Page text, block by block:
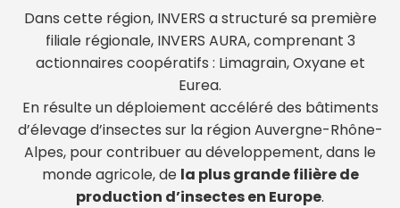
Dans cette région, INVERS a structuré sa première
filiale régionale, INVERS AURA, comprenant 3
actionnaires coopératifs : Limagrain, Oxyane et
Eurea.
En résulte un déploiement accéléré des bâtiments
d’élevage d’insectes sur la région Auvergne-Rhône-
Alpes, pour contribuer au développement, dans le
monde agricole, de la plus grande filière de
production d’insectes en Europe.